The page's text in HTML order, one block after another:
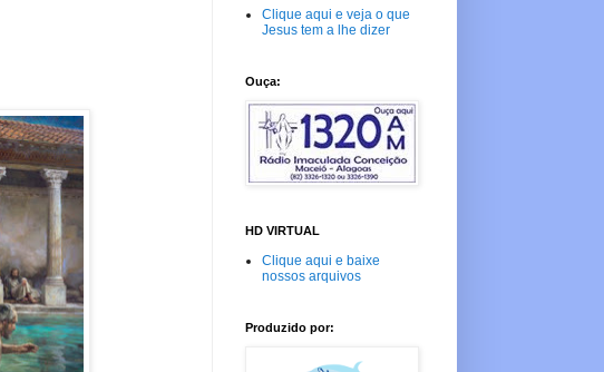
Clique aqui e veja o que
Jesus tem a lhe dizer
Ouça:
HD VIRTUAL
Clique aqui e baixe
nossos arquivos
Produzido por: